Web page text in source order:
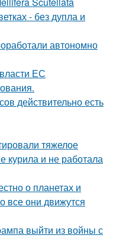
- без дупла и
автономно
ЕС
действительно есть
тяжелое
курила и не работала
о планетах и
все они движутся
выйти из войны с